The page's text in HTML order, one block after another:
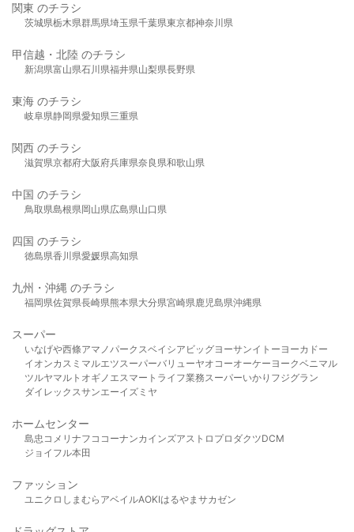
関東 のチラシ
茨城県栃木県群馬県埼玉県千葉県東京都神奈川県
甲信越・北陸 のチラシ
新潟県富山県石川県福井県山梨県長野県
東海 のチラシ
岐阜県静岡県愛知県三重県
関西 のチラシ
滋賀県京都府大阪府兵庫県奈良県和歌山県
中国 のチラシ
鳥取県島根県岡山県広島県山口県
四国 のチラシ
徳島県香川県愛媛県高知県
九州・沖縄 のチラシ
福岡県佐賀県長崎県熊本県大分県宮崎県鹿児島県沖縄県
スーパー
いなげや西條アマノパークスベイシア ビッグヨーサンイトーヨーカドー
イオンカスミ マルエツスーパーバリューヤオコーオーケー ヨークベニマル
ツルヤマルト オギノ エスマート ライフ業務スーパーいかり フジグラン
ダイレックスサンエーイズミヤ
ホームセンター
島忠 コメリ ナフコ コーナンカインズアストロプロダクツDCM
ジョイフル本田
ファッション
ユニクロ しまむら アベイルAOKIはるやま サカゼン